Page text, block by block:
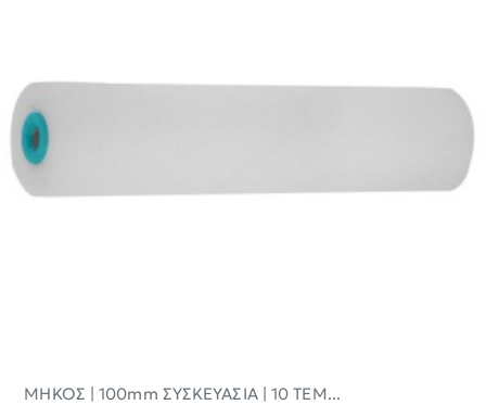
ΜΗΚΟΣ | 100mm ΣΥΣΚΕΥΑΣΙΑ | 10 TEM...